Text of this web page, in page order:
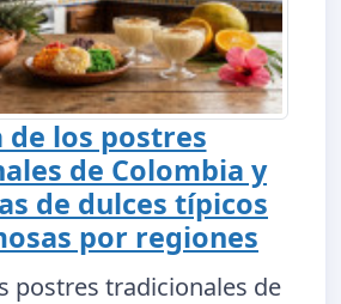
de los postres
de Colombia y
de dulces típicos
por regiones
postres tradicionales de